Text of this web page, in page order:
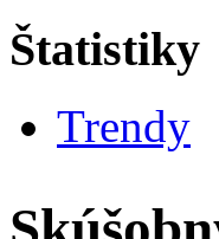
Štatistiky
Trendy